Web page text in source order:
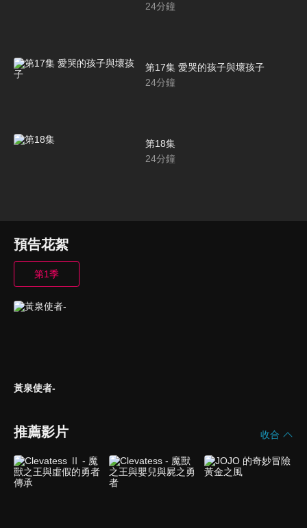
24分鐘
第17集 愛哭的孩子與壞孩子
24分鐘
第18集
24分鐘
預告花絮
第1季
黃泉使者-
推薦影片 收合